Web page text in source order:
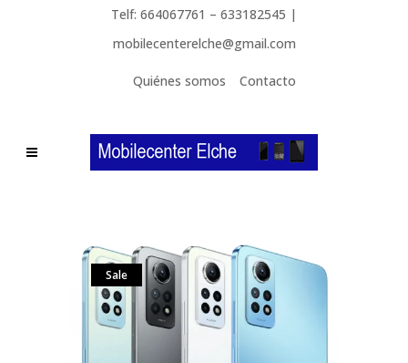
Telf: 664067761 – 633182545 |
mobilecenterelche@gmail.com
Quiénes somos Contacto
Sale